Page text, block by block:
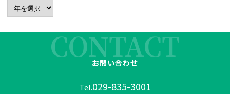
CONTACT
お問い合わせ
Tel.029-835-3001